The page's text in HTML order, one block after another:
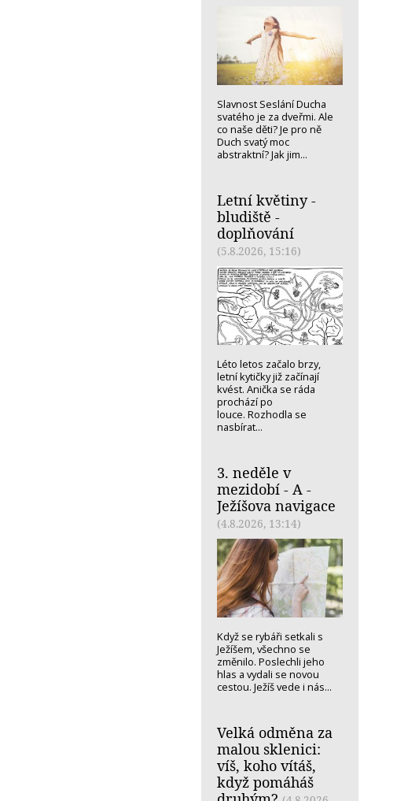
Slavnost Seslání Ducha
svatého je za dveřmi. Ale
co naše děti? Je pro ně
Duch svatý moc
abstraktní? Jak jim...
Letní květiny -
bludiště -
doplňování
(5.8.2026, 15:16)
Léto letos začalo brzy,
letní kytičky již začínají
kvést. Anička se ráda
prochází po
louce. Rozhodla se
nasbírat...
3. neděle v
mezidobí - A -
Ježíšova navigace
(4.8.2026, 13:14)
Když se rybáři setkali s
Ježíšem, všechno se
změnilo. Poslechli jeho
hlas a vydali se novou
cestou. Ježíš vede i nás...
Velká odměna za
malou sklenici:
víš, koho vítáš,
když pomáháš